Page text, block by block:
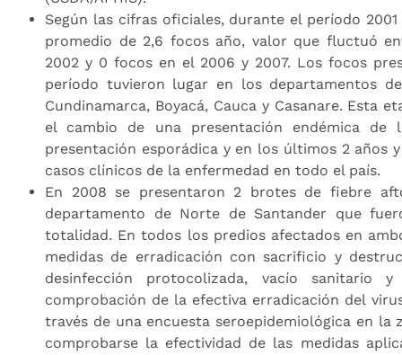
Según las cifras oficiales, durante el período
promedio de 2,6 focos año, valor que fluctuó
2002 y 0 focos en el 2006 y 2007. Los focos
período tuvieron lugar en los departamentos
Cundinamarca, Boyacá, Cauca y Casanare. Esta
el cambio de una presentación endémica de
presentación esporádica y en los últimos 2 años
casos clínicos de la enfermedad en todo el país.
En 2008 se presentaron 2 brotes de fiebre
departamento de Norte de Santander que
totalidad. En todos los predios afectados en
medidas de erradicación con sacrificio y
desinfección protocolizada, vacío sanitario y
comprobación de la efectiva erradicación del
través de una encuesta seroepidemiológica en la
comprobarse la efectividad de las medidas